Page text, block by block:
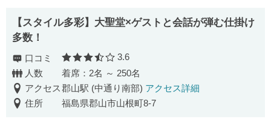
【スタイル多彩】大聖堂×ゲストと会話が弾む仕掛け
多数！
口コミ 口コミ評価
3.6
人数
着席：2名 ～ 250名
アクセス郡山駅 (中通り南部) アクセス詳細
住所
福島県郡山市山根町8-7